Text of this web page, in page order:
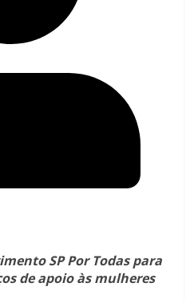
SP Por Todas para
de apoio às mulheres